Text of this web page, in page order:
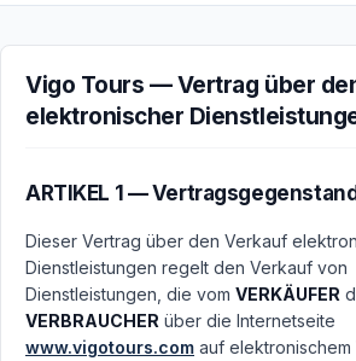
Vigo Tours — Vertrag über
elektronischer
ARTIKEL 1 — Vertragsgegenstand
Dieser Vertrag über den Verkauf
Dienstleistungen regelt den Verkauf von
Dienstleistungen, die vom VERKÄUFER
VERBRAUCHER über die Internetseite
www.vigotours.com auf elektronischem